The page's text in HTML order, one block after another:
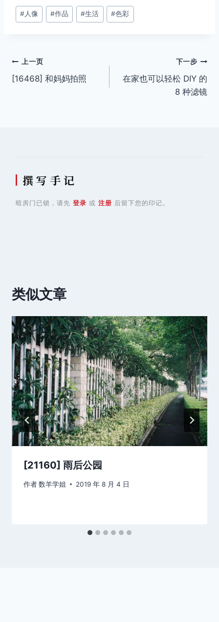
文
章
#人像 #作品 #生活 #色彩
文
章
上一页
[16468] 和妈妈拍照
下一步
在家也可以轻松 DIY 的
8 种滤镜
撰 写 手 记
暗房门已锁，请先 登录 或 注册 后留下您的印记。
类似文章
[21160] 雨后公园
作者数羊学姐 2019 年 8 月 4 日